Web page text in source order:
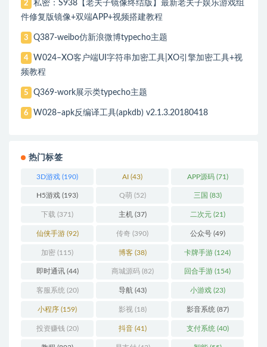
2
私密：S938【老夫子镜像终结版】最新老夫子娱乐游戏组
件修复版镜像+双端APP+视频搭建教程
3 Q387-weibo仿新浪微博typecho主题
4
W024–XO客户端UI字符串加密工具|XO引擎加密工具+视
频教程
5 Q369-work展示类typecho主题
6 W028–apk反编译工具(apkdb) v2.1.3.20180418
热门标签
3D游戏 (190) AI (43) APP源码(71)
H5游戏 (193) Q萌 (52) 三国 (83)
下载 (371) 主机(37) 二次元(21)
仙侠手游(92) 传奇 (390) 公众号(49)
加密 (115) 博客(38) 卡牌手游 (124)
即时通讯(44) 商城源码(82) 回合手游 (154)
客服系统 (20) 导航(43) 小游戏(23)
小程序 (159) 影视(18) 影音系统 (87)
投资赚钱 (20) 抖音(41) 支付系统 (40)